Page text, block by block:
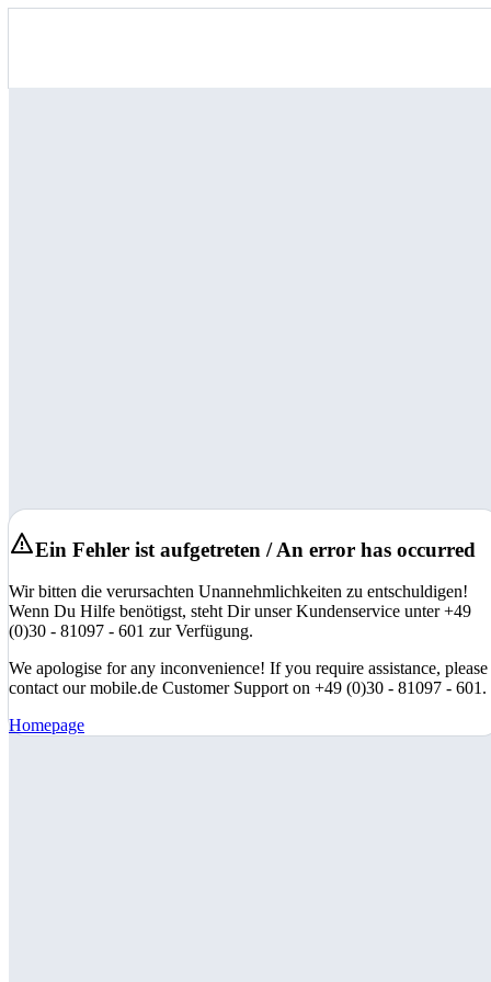
Ein Fehler ist aufgetreten / An error has occurred
Wir bitten die verursachten Unannehmlichkeiten zu entschuldigen!
Wenn Du Hilfe benötigst, steht Dir unser Kundenservice unter +49
(0)30 - 81097 - 601 zur Verfügung.
We apologise for any inconvenience! If you require assistance, please
contact our mobile.de Customer Support on +49 (0)30 - 81097 - 601.
Homepage